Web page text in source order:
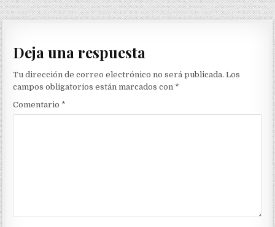
Deja una respuesta
Tu dirección de correo electrónico no será publicada. Los
campos obligatorios están marcados con *
Comentario *